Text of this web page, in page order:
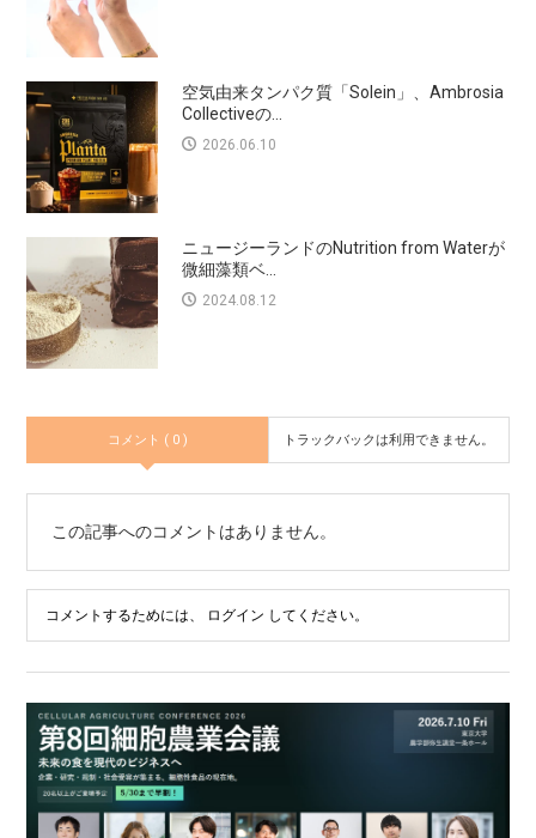
空気由来タンパク質「Solein」、Ambrosia
Collectiveの...
2026.06.10
ニュージーランドのNutrition from Waterが
微細藻類ベ...
2024.08.12
コメント ( 0 ) トラックバックは利用できません。
この記事へのコメントはありません。
コメントするためには、 ログイン してください。